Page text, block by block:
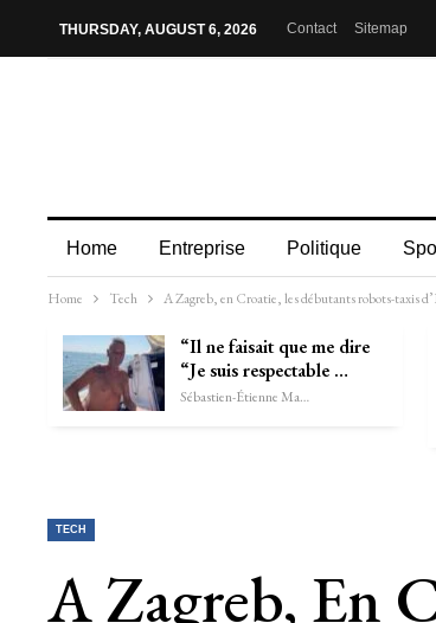
THURSDAY, AUGUST 6, 2026 Contact Sitemap
Home Entreprise Politique
Home Tech A Zagreb, en Croatie, les débutants robots-taxis
“Il ne faisait que me dire
“Je suis respectable …
Sébastien-Étienne Marechal
TECH
A Zagreb, En